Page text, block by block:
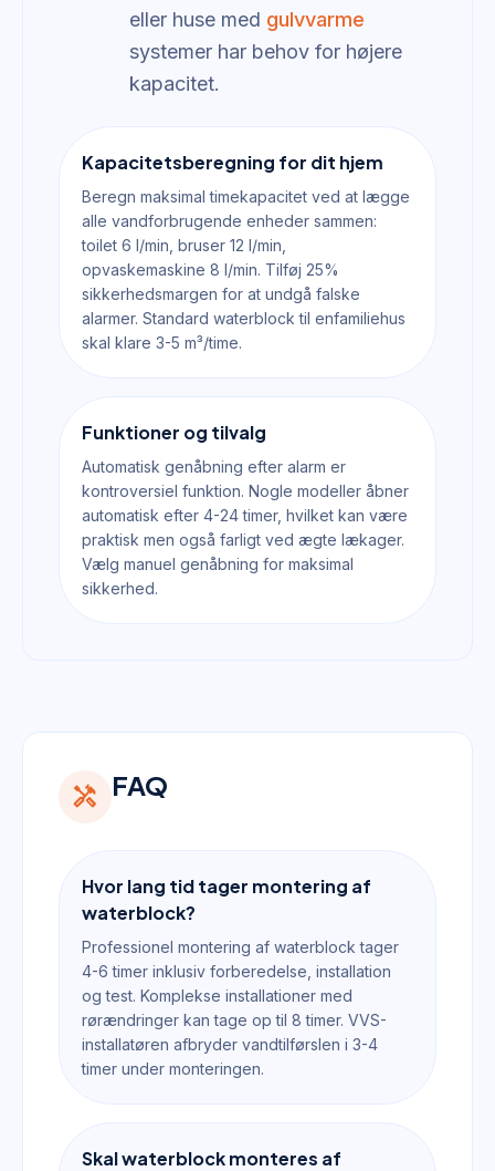
eller huse med gulvvarme
systemer har behov for højere
kapacitet.
Kapacitetsberegning for dit hjem
Beregn maksimal timekapacitet ved at lægge
alle vandforbrugende enheder sammen:
toilet 6 l/min, bruser 12 l/min,
opvaskemaskine 8 l/min. Tilføj 25%
sikkerhedsmargen for at undgå falske
alarmer. Standard waterblock til enfamiliehus
skal klare 3-5 m³/time.
Funktioner og tilvalg
Automatisk genåbning efter alarm er
kontroversiel funktion. Nogle modeller åbner
automatisk efter 4-24 timer, hvilket kan være
praktisk men også farligt ved ægte lækager.
Vælg manuel genåbning for maksimal
sikkerhed.
handyman FAQ
Hvor lang tid tager montering af
waterblock?
Professionel montering af waterblock tager
4-6 timer inklusiv forberedelse, installation
og test. Komplekse installationer med
rørændringer kan tage op til 8 timer. VVS-
installatøren afbryder vandtilførslen i 3-4
timer under monteringen.
Skal waterblock monteres af